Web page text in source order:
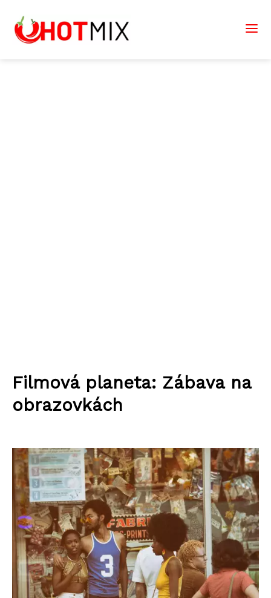
Filmová planeta: Zábava na
obrazovkách